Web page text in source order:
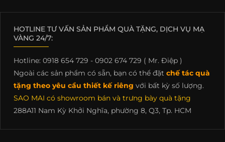
HOTLINE TƯ VẤN SẢN PHẨM QUÀ TẶNG, DỊCH VỤ MẠ
VÀNG 24/7:
Hotline: 0918 654 729 - 0902 674 729 ( Mr. Điệp )
Ngoài các sản phẩm có sẵn, bạn có thể đặt chế tác quà
tặng theo yêu cầu thiết kế riêng với bất kỳ số lượng.
SAO MAI có showroom bán và trưng bày quà tặng
288A11 Nam Kỳ Khởi Nghĩa, phường 8, Q3, Tp. HCM